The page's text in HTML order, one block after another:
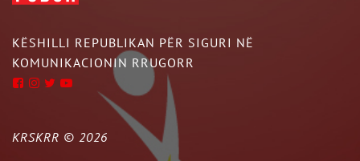
KËSHILLI REPUBLIKAN PËR SIGURI NË
KOMUNIKACIONIN RRUGORR
KRSKRR © 2026